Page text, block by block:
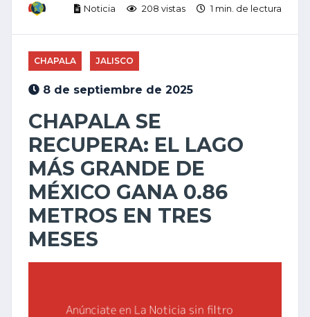
Noticia 208 vistas 1 min. de lectura
CHAPALA JALISCO
8 de septiembre de 2025
CHAPALA SE
RECUPERA: EL LAGO
MÁS GRANDE DE
MÉXICO GANA 0.86
METROS EN TRES
MESES